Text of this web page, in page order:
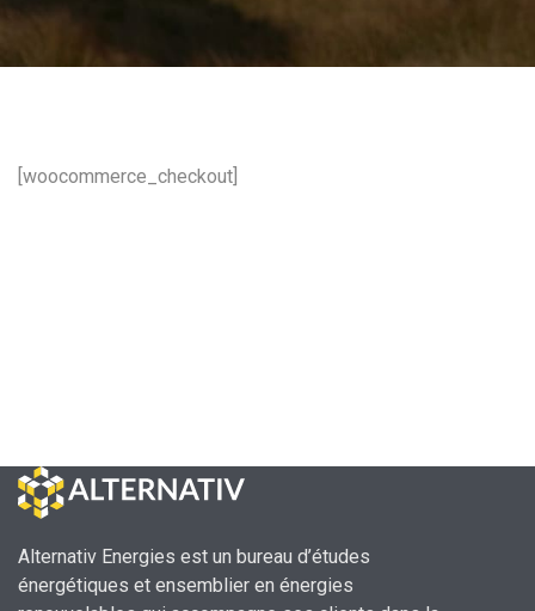
[woocommerce_checkout]
Alternativ Energies est un bureau d’études
énergétiques et ensemblier en énergies